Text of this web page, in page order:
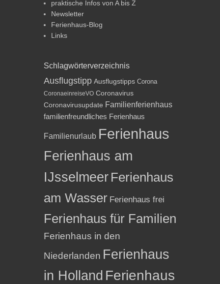
praktische Infos von A bis Z
Newsletter
Ferienhaus-Blog
Links
Schlagwörterverzeichnis
Ausflugstipp Ausflugstipps Corona
CoronaeinreiseVO Coronavirus
Coronavirusupdate Familienferienhaus
familienfreundliches Ferienhaus
Familienurlaub Ferienhaus
Ferienhaus am
IJsselmeer Ferienhaus
am Wasser Ferienhaus frei
Ferienhaus für Familien
Ferienhaus in den
Niederlanden Ferienhaus
in Holland Ferienhaus